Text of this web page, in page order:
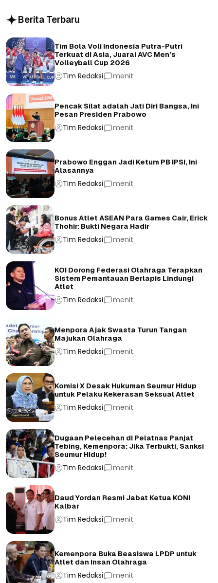
Berita Terbaru
Tim Bola Voli Indonesia Putra-Putri
Terkuat di Asia, Juarai AVC Men’s
Volleyball Cup 2026
Tim Redaksi menit
Pencak Silat adalah Jati Diri Bangsa, Ini
Pesan Presiden Prabowo
Tim Redaksi menit
Prabowo Enggan Jadi Ketum PB IPSI, Ini
Alasannya
Tim Redaksi menit
Bonus Atlet ASEAN Para Games Cair, Erick
Thohir: Bukti Negara Hadir
Tim Redaksi menit
KOI Dorong Federasi Olahraga Terapkan
Sistem Pemantauan Berlapis Lindungi
Atlet
Tim Redaksi menit
Menpora Ajak Swasta Turun Tangan
Majukan Olahraga
Tim Redaksi menit
Komisi X Desak Hukuman Seumur Hidup
untuk Pelaku Kekerasan Seksual Atlet
Tim Redaksi menit
Dugaan Pelecehan di Pelatnas Panjat
Tebing, Kemenpora: Jika Terbukti, Sanksi
Seumur Hidup!
Tim Redaksi menit
Daud Yordan Resmi Jabat Ketua KONI
Kalbar
Tim Redaksi menit
Kemenpora Buka Beasiswa LPDP untuk
Atlet dan Insan Olahraga
Tim Redaksi menit